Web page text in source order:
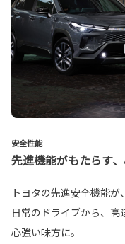
安全性能
先進機能がもたらす
トヨタの先進安全機能が
日常のドライブから、高
心強い味方に。